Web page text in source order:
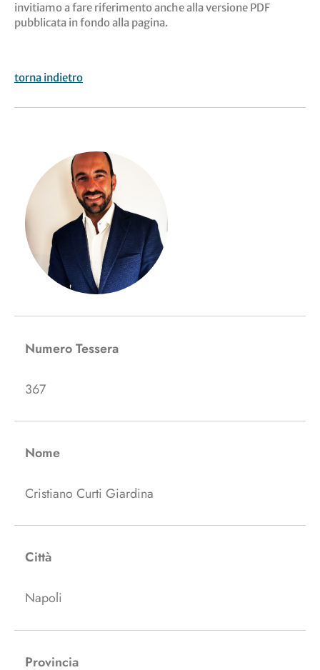
invitiamo a fare riferimento anche alla versione PDF
pubblicata in fondo alla pagina.
torna indietro
Numero Tessera
367
Nome
Cristiano Curti Giardina
Città
Napoli
Provincia